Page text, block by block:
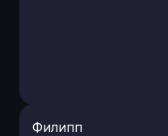
Филипп